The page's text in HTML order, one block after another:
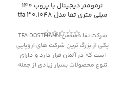
ترمومتر دیجیتال با پروب 140
میلی متری تفا مدل 30.1048 tfa
شرکت تفا دستمن TFA DOSTMANN
یکی از بزرگ ترین شرکت های اروپایی
است که در آلمان قرار دارد و دارای
تنوع محصولات بسیار زیادی از جمله